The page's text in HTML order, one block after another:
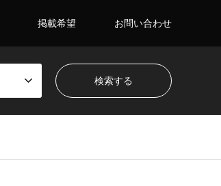
掲載希望 お問い合わせ